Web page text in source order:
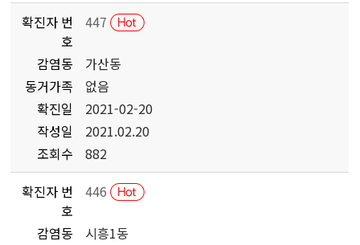
확진자 번
호
447
감염동
가산동
동거가족
없음
확진일
2021-02-20
작성일
2021.02.20
조회수
882
확진자 번
호
446
감염동
시흥1동